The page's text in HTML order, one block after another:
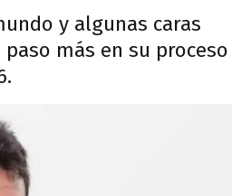
y algunas caras
más en su proceso